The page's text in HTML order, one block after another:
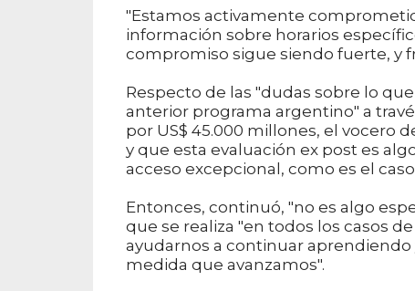
"Estamos activamente
información sobre horarios
compromiso sigue siendo fuerte, y
Respecto de las "dudas sobre lo
anterior programa argentino" a
por US$ 45.000 millones, el vocero
y que esta evaluación ex post es
acceso excepcional, como es el
Entonces, continuó, "no es algo
que se realiza "en todos los casos
ayudarnos a continuar
medida que avanzamos".